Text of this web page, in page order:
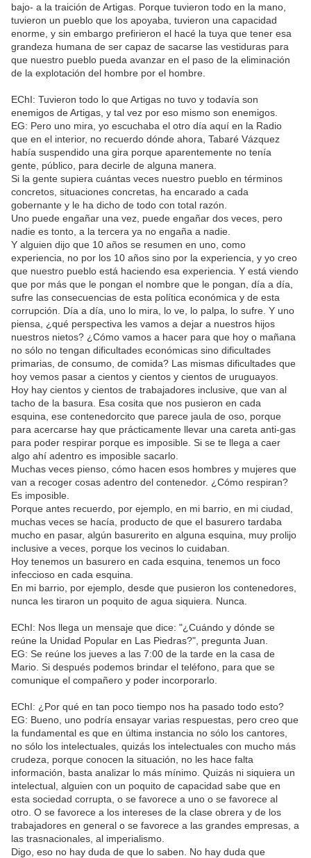
bajo- a la traición de Artigas. Porque tuvieron todo en la mano,
tuvieron un pueblo que los apoyaba, tuvieron una capacidad
enorme, y sin embargo prefirieron el hacé la tuya que tener esa
grandeza humana de ser capaz de sacarse las vestiduras para
que nuestro pueblo pueda avanzar en el paso de la eliminación
de la explotación del hombre por el hombre.
EChI: Tuvieron todo lo que Artigas no tuvo y todavía son
enemigos de Artigas, y tal vez por eso mismo son enemigos.
EG: Pero uno mira, yo escuchaba el otro día aquí en la Radio
que en el interior, no recuerdo dónde ahora, Tabaré Vázquez
había suspendido una gira porque aparentemente no tenía
gente, público, para decirle de alguna manera.
Si la gente supiera cuántas veces nuestro pueblo en términos
concretos, situaciones concretas, ha encarado a cada
gobernante y le ha dicho de todo con total razón.
Uno puede engañar una vez, puede engañar dos veces, pero
nadie es tonto, a la tercera ya no engaña a nadie.
Y alguien dijo que 10 años se resumen en uno, como
experiencia, no por los 10 años sino por la experiencia, y yo creo
que nuestro pueblo está haciendo esa experiencia. Y está viendo
que por más que le pongan el nombre que le pongan, día a día,
sufre las consecuencias de esta política económica y de esta
corrupción. Día a día, uno lo mira, lo ve, lo palpa, lo sufre. Y uno
piensa, ¿qué perspectiva les vamos a dejar a nuestros hijos
nuestros nietos? ¿Cómo vamos a hacer para que hoy o mañana
no sólo no tengan dificultades económicas sino dificultades
primarias, de consumo, de comida? Las mismas dificultades que
hoy vemos pasar a cientos y cientos y cientos de uruguayos.
Hoy hay cientos y cientos de trabajadores inclusive, que van al
tacho de la basura. Esa cosita que nos pusieron en cada
esquina, ese contenedorcito que parece jaula de oso, porque
para acercarse hay que prácticamente llevar una careta anti-gas
para poder respirar porque es imposible. Si se te llega a caer
algo ahí adentro es imposible sacarlo.
Muchas veces pienso, cómo hacen esos hombres y mujeres que
van a recoger cosas adentro del contenedor. ¿Cómo respiran?
Es imposible.
Porque antes recuerdo, por ejemplo, en mi barrio, en mi ciudad,
muchas veces se hacía, producto de que el basurero tardaba
mucho en pasar, algún basurerito en alguna esquina, muy prolijo
inclusive a veces, porque los vecinos lo cuidaban.
Hoy tenemos un basurero en cada esquina, tenemos un foco
infeccioso en cada esquina.
En mi barrio, por ejemplo, desde que pusieron los contenedores,
nunca les tiraron un poquito de agua siquiera. Nunca.
EChI: Nos llega un mensaje que dice: "¿Cuándo y dónde se
reúne la Unidad Popular en Las Piedras?", pregunta Juan.
EG: Se reúne los jueves a las 7:00 de la tarde en la casa de
Mario. Si después podemos brindar el teléfono, para que se
comunique el compañero y poder incorporarlo.
EChI: ¿Por qué en tan poco tiempo nos ha pasado todo esto?
EG: Bueno, uno podría ensayar varias respuestas, pero creo que
la fundamental es que en última instancia no sólo los cantores,
no sólo los intelectuales, quizás los intelectuales con mucho más
crudeza, porque conocen la situación, no les hace falta
información, basta analizar lo más mínimo. Quizás ni siquiera un
intelectual, alguien con un poquito de capacidad sabe que en
esta sociedad corrupta, o se favorece a uno o se favorece al
otro. O se favorece a los intereses de la clase obrera y de los
trabajadores en general o se favorece a las grandes empresas, a
las trasnacionales, al imperialismo.
Digo, eso no hay duda de que lo saben. No hay duda que